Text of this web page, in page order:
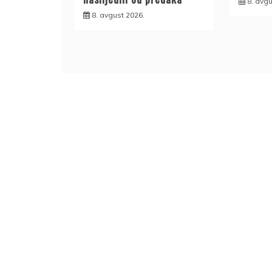
8. avgust 2026.